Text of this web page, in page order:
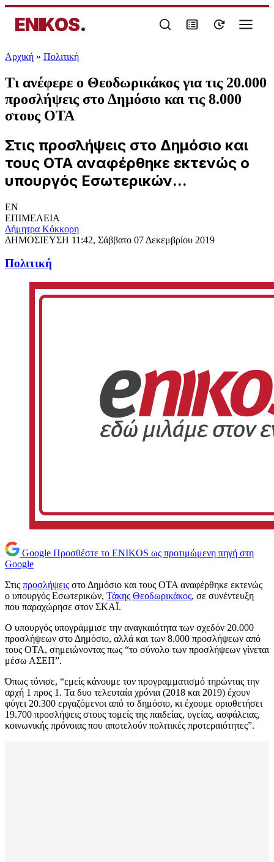
ENIKOS.
Αρχική » Πολιτική
Τι ανέφερε ο Θεοδωρικάκος για τις 20.000
προσλήψεις στο Δημόσιο και τις 8.000
στους ΟΤΑ
Στις προσλήψεις στο Δημόσιο και
τους ΟΤΑ αναφέρθηκε εκτενώς ο
υπουργός Εσωτερικών...
EN
ΕΠΙΜΕΛΕΙΑ
Δήμητρα Κόκκορη
ΔΗΜΟΣΙΕΥΣΗ 11:42, Σάββατο 07 Δεκεμβρίου 2019
Πολιτική
Google Προσθέστε το ENIKOS ως προτιμώμενη πηγή στη
Google
Στις προσλήψεις στο Δημόσιο και τους ΟΤΑ αναφέρθηκε εκτενώς
ο υπουργός Εσωτερικών, Τάκης Θεοδωρικάκος, σε συνέντευξη
που παραχώρησε στον ΣΚΑΪ.
Ο υπουργός υπογράμμισε την αναγκαιότητα των σχεδόν 20.000
προσλήψεων στο Δημόσιο, αλλά και των 8.000 προσλήψεων από
τους ΟΤΑ, σημειώνοντας πως “το σύνολο των προσλήψεων γίνεται
μέσω ΑΣΕΠ”.
Όπως τόνισε, “εμείς κάνουμε τον προγραμματισμό τηρώντας την
αρχή 1 προς 1. Τα δυο τελευταία χρόνια (2018 και 2019) έχουν
φύγει 20.300 εργαζόμενοι από το δημόσιο, κι έχουμε οριοθετήσει
19.700 προσλήψεις στους τομείς της παιδείας, υγείας, ασφάλειας,
κοινωνικής πρόνοιας που αποτελούν πολιτικές προτεραιότητες”.